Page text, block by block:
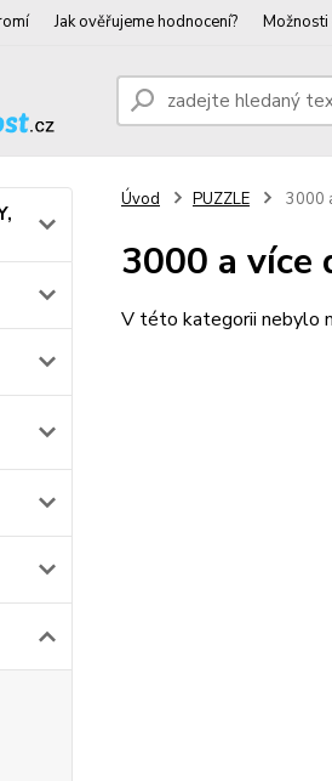
Jak ověřujeme hodnocení?
Úvod PUZZLE 3000
3000 a více
V této kategorii nebylo